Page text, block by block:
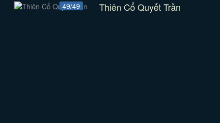
49/49 Thiên Cổ Quyết Trần